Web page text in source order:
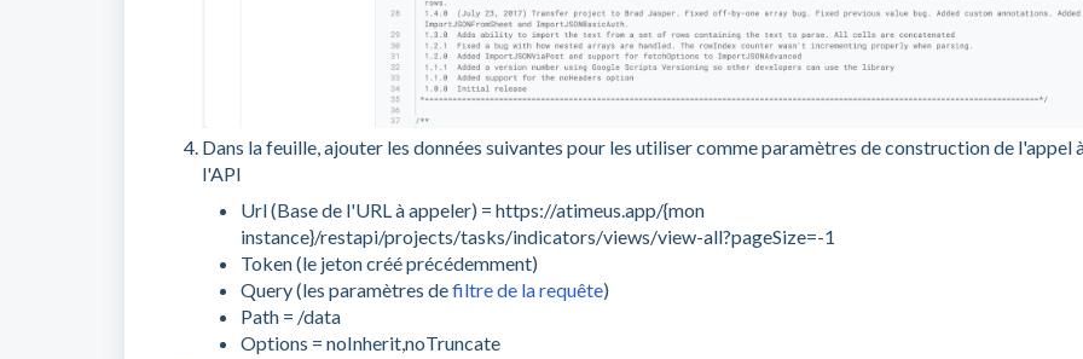
Dans la feuille, ajouter les données suivantes pour les utiliser comme paramètres de construction de l'appel
l'API
Url (Base de l'URL à appeler) = https://atimeus.app/{mon
instance}/restapi/projects/tasks/indicators/views/view-all?pageSize=-1
Token (le jeton créé précédemment)
Query (les paramètres defiltre de la requête)
Path = /data
Options = noInherit,noTruncate